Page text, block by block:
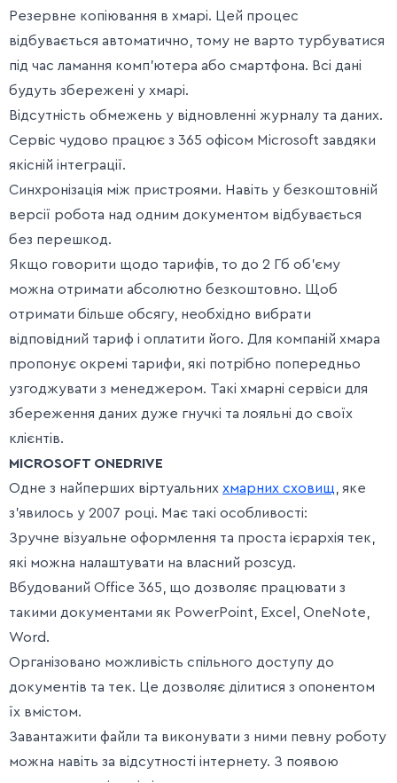
Резервне копіювання в хмарі. Цей процес
відбувається автоматично, тому не варто турбуватися
під час ламання комп’ютера або смартфона. Всі дані
будуть збережені у хмарі.
Відсутність обмежень у відновленні журналу та даних.
Сервіс чудово працює з 365 офісом Microsoft завдяки
якісній інтеграції.
Синхронізація між пристроями. Навіть у безкоштовній
версії робота над одним документом відбувається
без перешкод.
Якщо говорити щодо тарифів, то до 2 Гб об’єму
можна отримати абсолютно безкоштовно. Щоб
отримати більше обсягу, необхідно вибрати
відповідний тариф і оплатити його. Для компаній хмара
пропонує окремі тарифи, які потрібно попередньо
узгоджувати з менеджером. Такі хмарні сервіси для
збереження даних дуже гнучкі та лояльні до своїх
клієнтів.
MICROSOFT ONEDRIVE
Одне з найперших віртуальних хмарних сховищ , яке
з’явилось у 2007 році. Має такі особливості:
Зручне візуальне оформлення та проста ієрархія тек,
які можна налаштувати на власний розсуд.
Вбудований Office 365, що дозволяє працювати з
такими документами як PowerPoint, Excel, OneNote,
Word.
Організовано можливість спільного доступу до
документів та тек. Це дозволяє ділитися з опонентом
їх вмістом.
Завантажити файли та виконувати з ними певну роботу
можна навіть за відсутності інтернету. З появою